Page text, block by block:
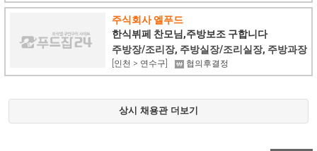
주식회사 엘푸드
한식뷔페 찬모님,주방보조 구합니다
주방장/조리장, 주방실장/조리실장, 주방과장
[인천 > 연수구] 협의후결정
상시 채용관 더보기